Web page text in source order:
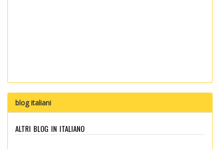
blog italiani
altri blog in italiano